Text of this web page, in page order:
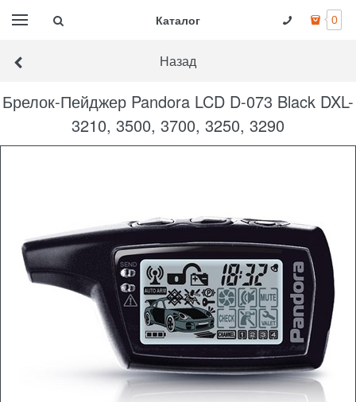
Каталог 0
Назад
Брелок-Пейджер Pandora LCD D-073 Black DXL-
3210, 3500, 3700, 3250, 3290